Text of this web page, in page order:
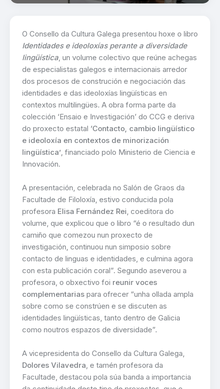
O Consello da Cultura Galega presentou hoxe o libro
Identidades e ideoloxías perante a diversidade
lingüística , un volume colectivo que reúne achegas
de especialistas galegos e internacionais arredor
dos procesos de construción e negociación das
identidades e das ideoloxías lingüísticas en
contextos multilingües. A obra forma parte da
colección ‘Ensaio e Investigación’ do CCG e deriva
do proxecto estatal ‘Contacto, cambio lingüístico
e ideoloxía en contextos de minorización
lingüística’ , financiado polo Ministerio de Ciencia e
Innovación.
A presentación, celebrada no Salón de Graos da
Facultade de Filoloxía, estivo conducida pola
profesora Elisa Fernández Rei , coeditora do
volume, que explicou que o libro “é o resultado dun
camiño que comezou nun proxecto de
investigación, continuou nun simposio sobre
contacto de linguas e identidades, e culmina agora
con esta publicación coral”. Segundo aseverou a
profesora, o obxectivo foi reunir voces
complementarias para ofrecer “unha ollada ampla
sobre como se constrúen e se discuten as
identidades lingüísticas, tanto dentro de Galicia
como noutros espazos de diversidade”.
A vicepresidenta do Consello da Cultura Galega,
Dolores Vilavedra , e tamén profesora da
Facultade, destacou pola súa banda a importancia